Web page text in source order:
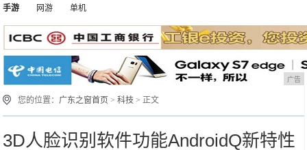
手游
网游 单机
广告
您的位置： 广东之窗首页 >科技 > 正文
3D人脸识别软件功能AndroidQ新特性